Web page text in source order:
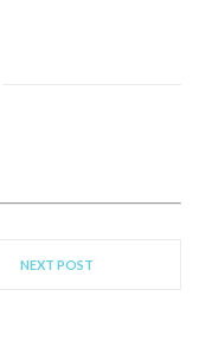
NEXT POST